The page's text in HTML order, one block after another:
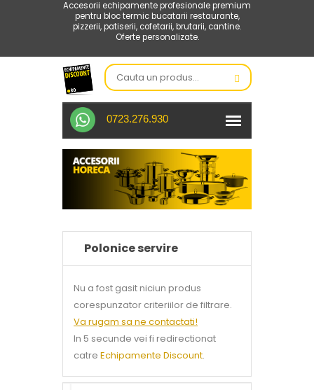
Accesorii echipamente profesionale premium
pentru bloc termic bucatarii restaurante,
pizzerii, patiserii, cofetarii, brutarii, cantine.
Oferte personalizate.
0723.276.930
Polonice servire
Nu a fost gasit niciun produs
corespunzator criteriilor de filtrare.
Va rugam sa ne contactati!
In 5 secunde vei fi redirectionat
catre Echipamente Discount.